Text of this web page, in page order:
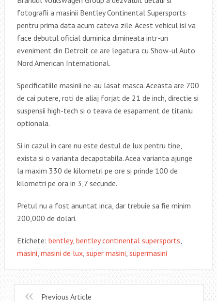
fotografii a masinii Bentley Continental Supersports
pentru prima data acum cateva zile. Acest vehicul isi va
face debutul oficial duminica dimineata intr-un
eveniment din Detroit ce are legatura cu Show-ul Auto
Nord American International.
Specificatiile masinii ne-au lasat masca. Aceasta are 700
de cai putere, roti de aliaj forjat de 21 de inch, directie si
suspensii high-tech si o teava de esapament de titaniu
optionala.
Si in cazul in care nu este destul de lux pentru tine,
exista si o varianta decapotabila. Acea varianta ajunge
la maxim 330 de kilometri pe ore si prinde 100 de
kilometri pe ora in 3,7 secunde.
Pretul nu a fost anuntat inca, dar trebuie sa fie minim
200,000 de dolari.
Etichete: bentley, bentley continental supersports,
masini, masini de lux, super masini, supermasini
Previous Article